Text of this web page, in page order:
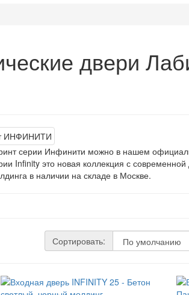
двери
серии Инфинити можно в нашем
Infinity это новая коллекция с
в наличии на складе в Москве.
Сортировать: